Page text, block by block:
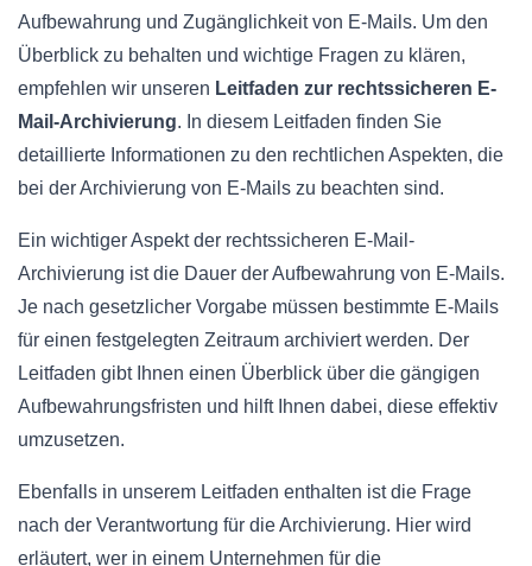
Aufbewahrung und Zugänglichkeit von E-Mails. Um den
Überblick zu behalten und wichtige Fragen zu klären,
empfehlen wir unseren Leitfaden zur rechtssicheren E-
Mail-Archivierung. In diesem Leitfaden finden Sie
detaillierte Informationen zu den rechtlichen Aspekten, die
bei der Archivierung von E-Mails zu beachten sind.
Ein wichtiger Aspekt der rechtssicheren E-Mail-
Archivierung ist die Dauer der Aufbewahrung von E-Mails.
Je nach gesetzlicher Vorgabe müssen bestimmte E-Mails
für einen festgelegten Zeitraum archiviert werden. Der
Leitfaden gibt Ihnen einen Überblick über die gängigen
Aufbewahrungsfristen und hilft Ihnen dabei, diese effektiv
umzusetzen.
Ebenfalls in unserem Leitfaden enthalten ist die Frage
nach der Verantwortung für die Archivierung. Hier wird
erläutert, wer in einem Unternehmen für die